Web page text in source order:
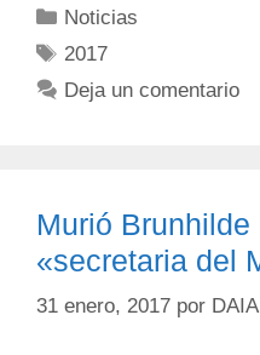
Noticias
2017
Deja un comentario
Murió
«secretaria del
31 enero, 2017 por DAIA